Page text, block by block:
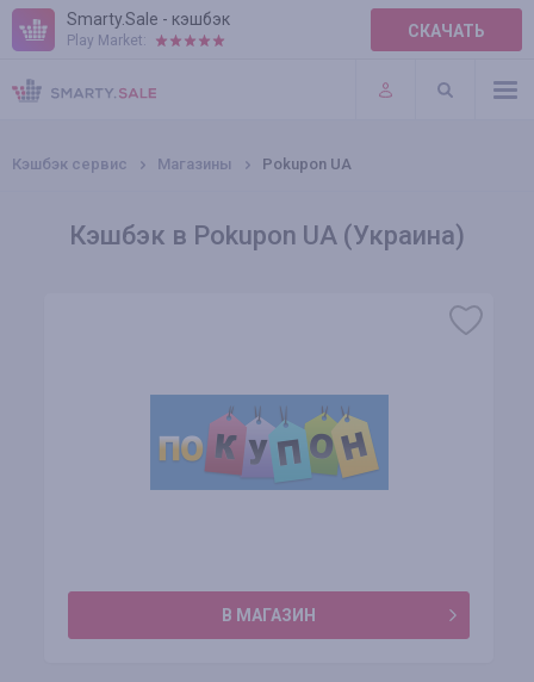
Smarty.Sale - кэшбэк
Play Market: СКАЧАТЬ
ПРАВИЛА
ПЛАГИНЫ
Кэшбэк сервис Магазины Pokupon UA
Кэшбэк в Pokupon UA (Украина)
В МАГАЗИН